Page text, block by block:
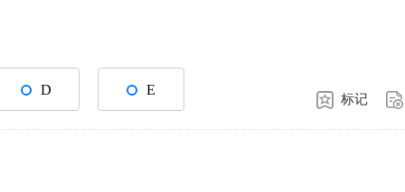
D E
标记